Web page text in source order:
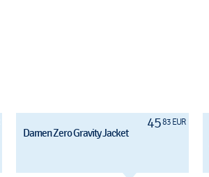
4583 EUR
Damen Zero Gravity Jacket